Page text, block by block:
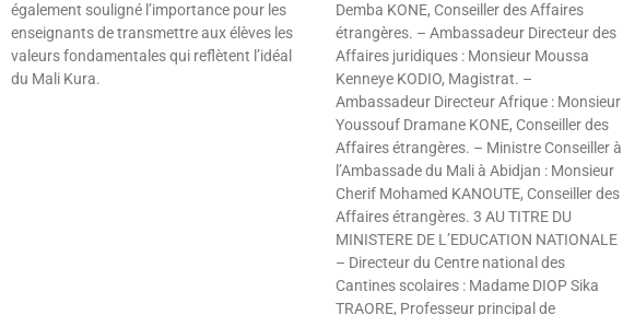
également souligné l’importance pour les
enseignants de transmettre aux élèves les
valeurs fondamentales qui reflètent l’idéal
du Mali Kura.
Demba KONE, Conseiller des Affaires
étrangères. – Ambassadeur Directeur des
Affaires juridiques : Monsieur Moussa
Kenneye KODIO, Magistrat. –
Ambassadeur Directeur Afrique : Monsieur
Youssouf Dramane KONE, Conseiller des
Affaires étrangères. – Ministre Conseiller à
l’Ambassade du Mali à Abidjan : Monsieur
Cherif Mohamed KANOUTE, Conseiller des
Affaires étrangères. 3 AU TITRE DU
MINISTERE DE L’EDUCATION NATIONALE
– Directeur du Centre national des
Cantines scolaires : Madame DIOP Sika
TRAORE, Professeur principal de